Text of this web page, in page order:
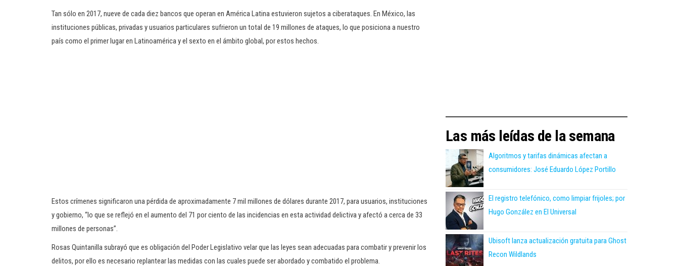
Tan sólo en 2017, nueve de cada diez bancos que operan en América Latina estuvieron sujetos a ciberataques. En México, las
instituciones públicas, privadas y usuarios particulares sufrieron un total de 19 millones de ataques, lo que posiciona a nuestro
país como el primer lugar en Latinoamérica y el sexto en el ámbito global, por estos hechos.
Estos crímenes significaron una pérdida de aproximadamente 7 mil millones de dólares durante 2017, para usuarios, instituciones
y gobierno, “lo que se reflejó en el aumento del 71 por ciento de las incidencias en esta actividad delictiva y afectó a cerca de 33
millones de personas”.
Rosas Quintanilla subrayó que es obligación del Poder Legislativo velar que las leyes sean adecuadas para combatir y prevenir los
delitos, por ello es necesario replantear las medidas con las cuales puede ser abordado y combatido el problema.
Las más leídas de la semana
Algoritmos y tarifas dinámicas afectan a
consumidores: José Eduardo López Portillo
El registro telefónico, como limpiar frijoles; por
Hugo González en El Universal
Ubisoft lanza actualización gratuita para Ghost
Recon Wildlands